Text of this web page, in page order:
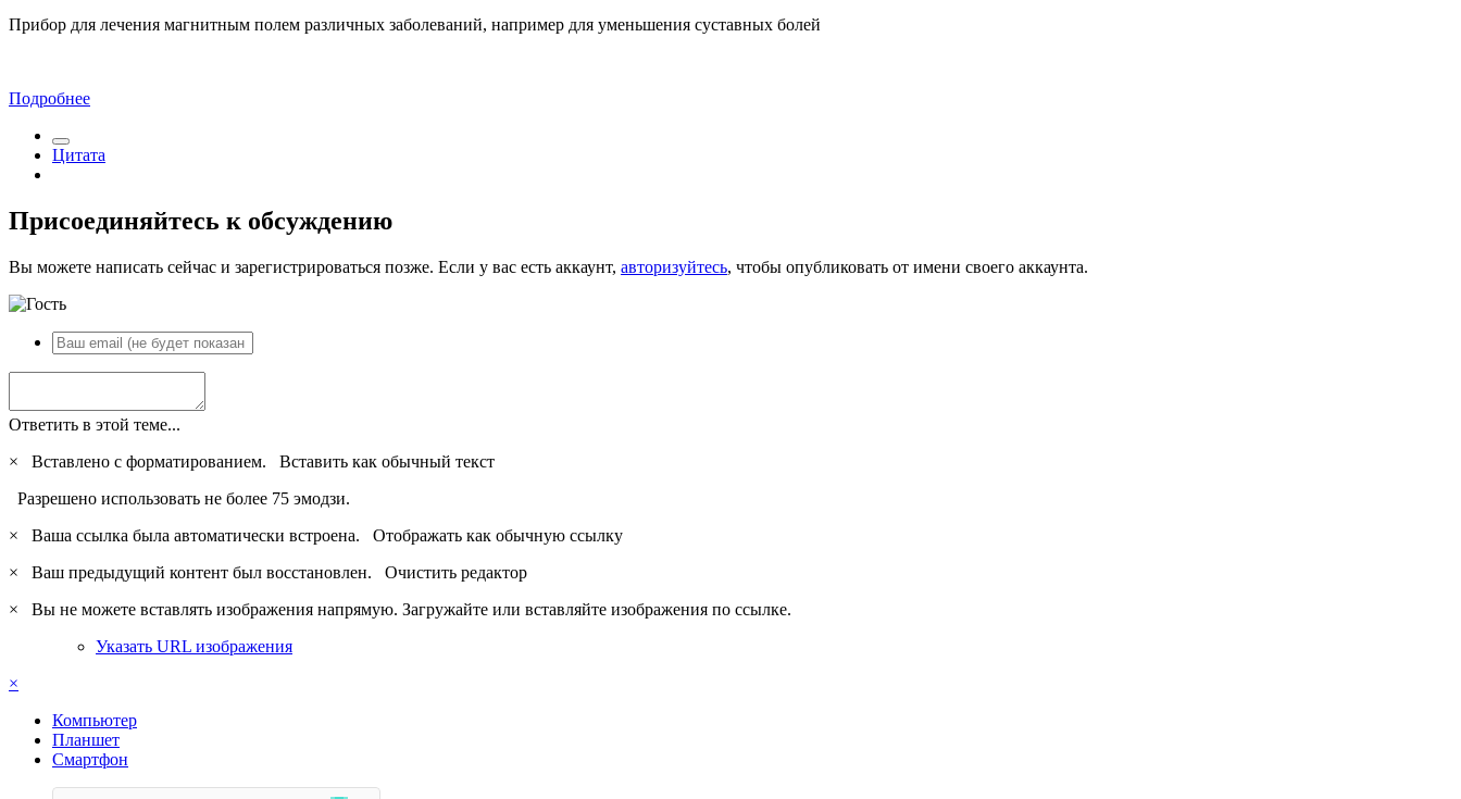
Прибор для лечения магнитным полем различных заболеваний, например для уменьшения суставных болей
Подробнее
Цитата
Присоединяйтесь к обсуждению
Вы можете написать сейчас и зарегистрироваться позже. Если у вас есть аккаунт, авторизуйтесь, чтобы опубликовать от имени своего аккаунта.
Ответить в этой теме...
×
Вставлено с форматированием. Вставить как обычный текст
Разрешено использовать не более 75 эмодзи.
×
Ваша ссылка была автоматически встроена. Отображать как обычную ссылку
×
Ваш предыдущий контент был восстановлен. Очистить редактор
×
Вы не можете вставлять изображения напрямую. Загружайте или вставляйте изображения по ссылке.
Указать URL изображения
×
Компьютер
Планшет
Смартфон